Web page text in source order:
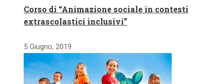
Corso di “Animazione sociale in contesti
extrascolastici inclusivi”
5 Giugno, 2019